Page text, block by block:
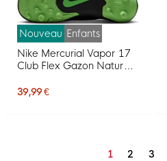
Nouveau Enfants
Nike Mercurial Vapor 17
Club Flex Gazon Naturel
Chaussures de Foot (MG)
39,99 €
1 2 3